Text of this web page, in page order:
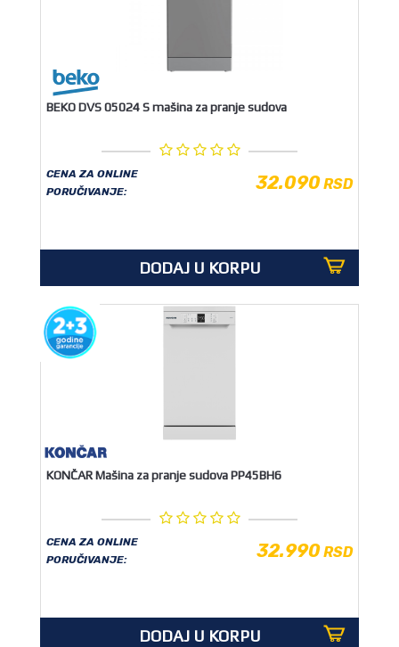
BEKO DVS 05024 S mašina za pranje sudova
CENA ZA ONLINE
PORUČIVANJE:
32.090RSD
DODAJ U KORPU
KONČAR Mašina za pranje sudova PP45BH6
CENA ZA ONLINE
PORUČIVANJE:
32.990RSD
DODAJ U KORPU